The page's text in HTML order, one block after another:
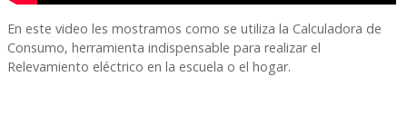
En este video les mostramos como se utiliza la Calculadora de
Consumo, herramienta indispensable para realizar el
Relevamiento eléctrico en la escuela o el hogar.